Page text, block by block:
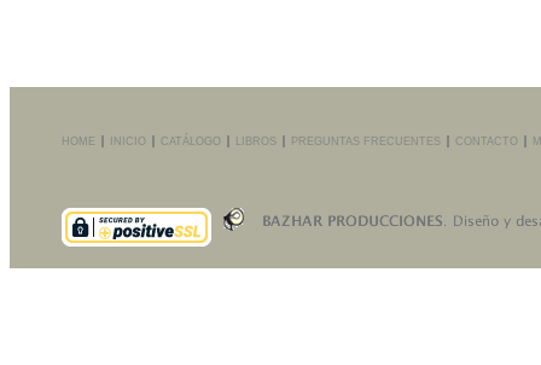
HOME INICIO CATÁLOGO LIBROS PREGUNTAS FRECUENTES CONTACTO